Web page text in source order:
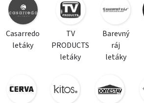
Casarredo
letáky
TV
PRODUCTS
letáky
Barevný
ráj
letáky